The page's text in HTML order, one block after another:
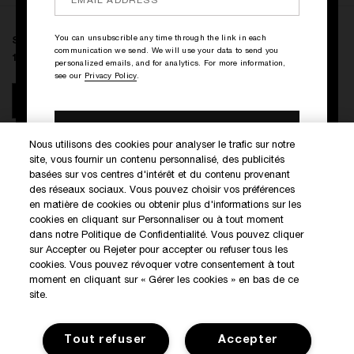
SATURDAY AM DELIVERY
10.50€
- (10.50€/)
DISCOVER OUR NEW LAUNCHES AND SPECIAL OFFERS
SIGN IN / MY ACCOUNT
CUSTOMER SERVICE
You can unsubscrible any time through the link in each
communication we send. We will use your data to send you
personalized emails, and for analytics. For more information,
see our Privacy Policy.
Nous utilisons des cookies pour analyser le trafic sur notre
site, vous fournir un contenu personnalisé, des publicités
basées sur vos centres d'intérêt et du contenu provenant
des réseaux sociaux. Vous pouvez choisir vos préférences
en matière de cookies ou obtenir plus d'informations sur les
cookies en cliquant sur Personnaliser ou à tout moment
dans notre Politique de Confidentialité. Vous pouvez cliquer
sur Accepter ou Rejeter pour accepter ou refuser tous les
cookies. Vous pouvez révoquer votre consentement à tout
moment en cliquant sur « Gérer les cookies » en bas de ce
site.
Accepter
Tout refuser